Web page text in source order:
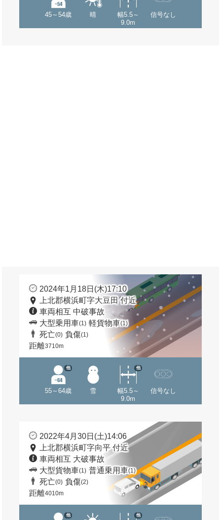
45～54歳 晴
幅5.5～
9.0m
信号なし
2024年1月18日(木)17:10
上北郡横浜町字大豆田 付近
車両相互 中破事故
大型乗用車(1) 軽貨物車(1)
死亡(0) 負傷(1)
距離3710m
55～64歳
他
雪
幅5.5～
9.0m
他
信号なし
2022年4月30日(土)14:06
上北郡横浜町字向平 付近
車両相互 大破事故
大型貨物車(1) 普通乗用車(1)
死亡(0) 負傷(2)
距離4010m
他 他